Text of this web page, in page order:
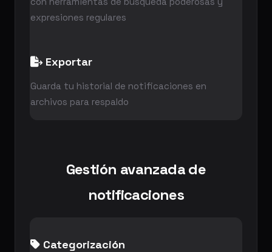
expresiones regulares
Exportar
Guarda tu historial de notificaciones en
archivos para respaldo
Gestión avanzada de
notificaciones
Categorización